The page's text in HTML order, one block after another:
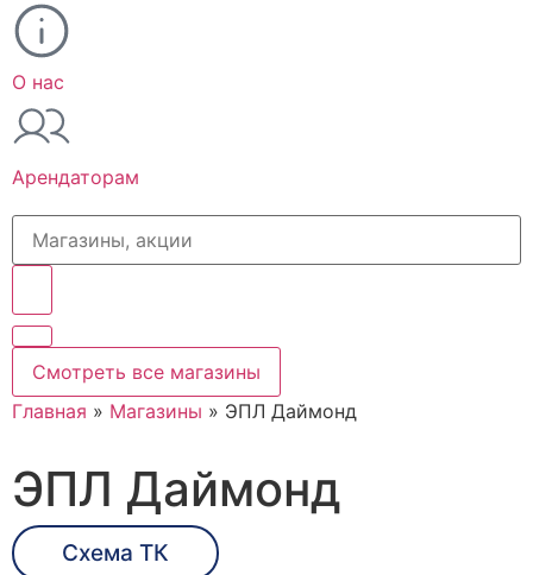
О нас
Арендаторам
Смотреть все магазины
Главная » Магазины » ЭПЛ Даймонд
ЭПЛ Даймонд
Схема ТК